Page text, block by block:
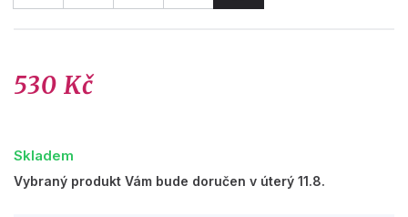
530 Kč
Skladem
Vybraný produkt Vám bude doručen v úterý 11.8.